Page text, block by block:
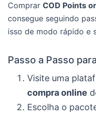
Comprar COD Points
consegue seguindo
isso de modo rápido e
Passo a Passo
Visite uma
compra online
Escolha o